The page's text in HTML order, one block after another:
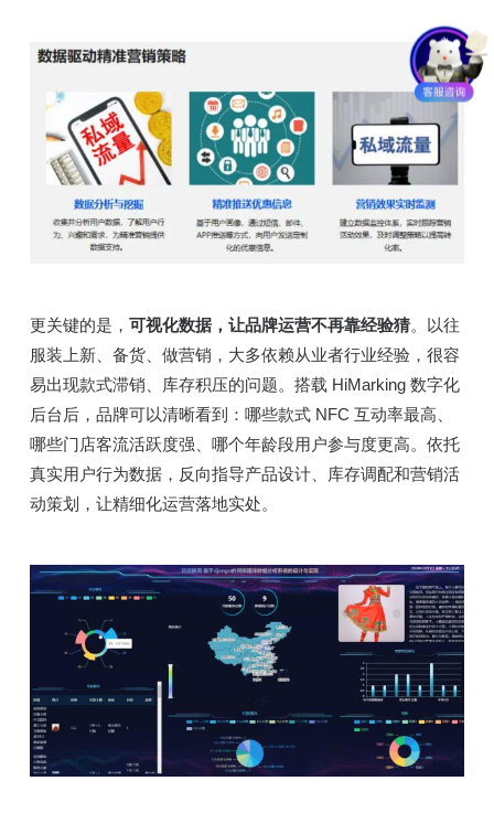
更关键的是， 可视化数据，让品牌运营不再靠经验猜。以往
服装上新、备货、做营销，大多依赖从业者行业经验，很容
易出现款式滞销、库存积压的问题。搭载 HiMarking 数字化
后台后，品牌可以清晰看到：哪些款式 NFC 互动率最高、
哪些门店客流活跃度强、哪个年龄段用户参与度更高。依托
真实用户行为数据，反向指导产品设计、库存调配和营销活
动策划，让精细化运营落地实处。